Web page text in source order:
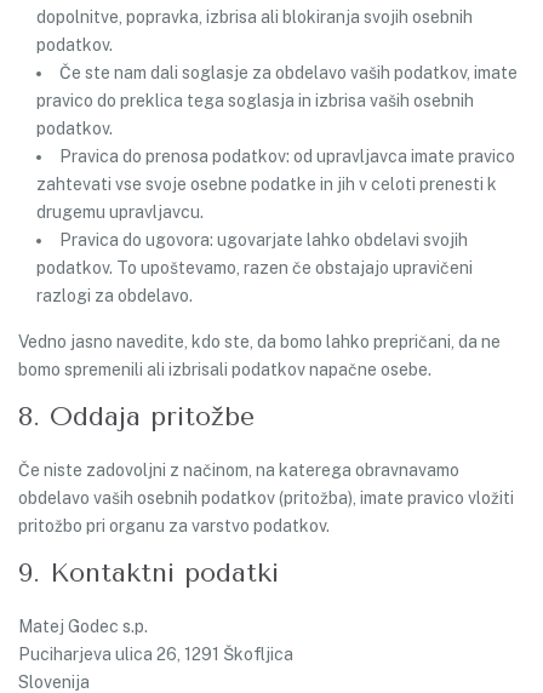
dopolnitve, popravka, izbrisa ali blokiranja svojih osebnih
podatkov.
Če ste nam dali soglasje za obdelavo vaših podatkov, imate
pravico do preklica tega soglasja in izbrisa vaših osebnih
podatkov.
Pravica do prenosa podatkov: od upravljavca imate pravico
zahtevati vse svoje osebne podatke in jih v celoti prenesti k
drugemu upravljavcu.
Pravica do ugovora: ugovarjate lahko obdelavi svojih
podatkov. To upoštevamo, razen če obstajajo upravičeni
razlogi za obdelavo.
Vedno jasno navedite, kdo ste, da bomo lahko prepričani, da ne
bomo spremenili ali izbrisali podatkov napačne osebe.
8. Oddaja pritožbe
Če niste zadovoljni z načinom, na katerega obravnavamo
obdelavo vaših osebnih podatkov (pritožba), imate pravico vložiti
pritožbo pri organu za varstvo podatkov.
9. Kontaktni podatki
Matej Godec s.p.
Puciharjeva ulica 26, 1291 Škofljica
Slovenija